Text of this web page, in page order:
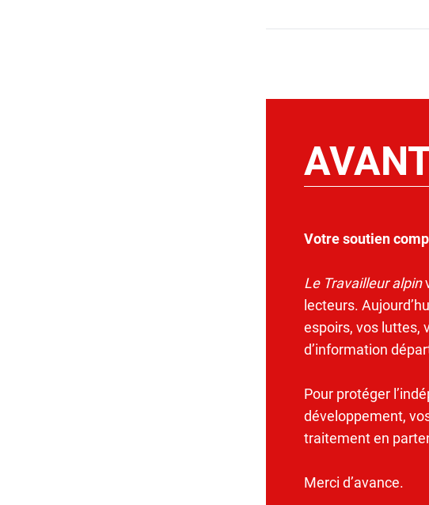
Votre soutien
Le Travailleur alpin
lecteurs.
espoirs, vos luttes,
d’information
Pour protéger
développement,
traitement en
Merci d’avance.